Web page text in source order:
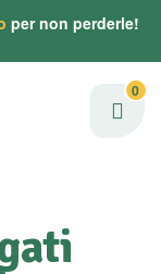
per non perderle!
0